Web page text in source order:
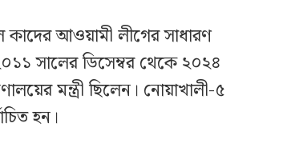
আওয়ামী লীগের সাধারণ
সালের ডিসেম্বর থেকে ২০২৪
মন্ত্রী ছিলেন। নোয়াখালী-৫
হন।